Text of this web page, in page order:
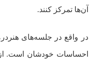
آن‌ها تمرکز کنند.
در واقع در جلسه‌های
احساسات خودشان است.